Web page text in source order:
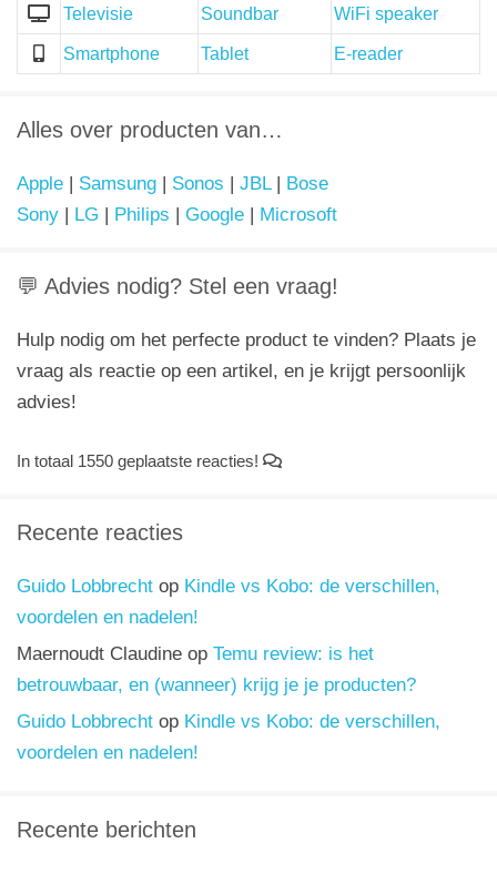
Televisie Soundbar WiFi speaker
Smartphone Tablet E-reader
Alles over producten van…
Apple | Samsung | Sonos | JBL| Bose
Sony | LG | Philips | Google | Microsoft
💬 Advies nodig? Stel een vraag!
Hulp nodig om het perfecte product te vinden? Plaats je
vraag als reactie op een artikel, en je krijgt persoonlijk
advies!
In totaal 1550 geplaatste reacties!
Recente reacties
Guido Lobbrecht op Kindle vs Kobo: de verschillen,
voordelen en nadelen!
Maernoudt Claudine op Temu review: is het
betrouwbaar, en (wanneer) krijg je je producten?
Guido Lobbrecht op Kindle vs Kobo: de verschillen,
voordelen en nadelen!
Recente berichten